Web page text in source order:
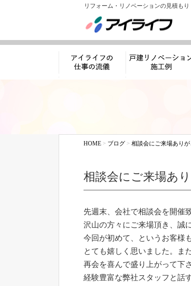
リフォーム・リノベーションの見積も
HOME> ブログ> 相談会にご来場ありが
相談会にご来場あ
先週末、会社で相談会を開催
沢山の方々にご来場頂き、誠
今回が初めて、というお客様
とても嬉しく思いました。ま
再会を喜んで盛り上がって下
経験豊富な弊社スタッフと話